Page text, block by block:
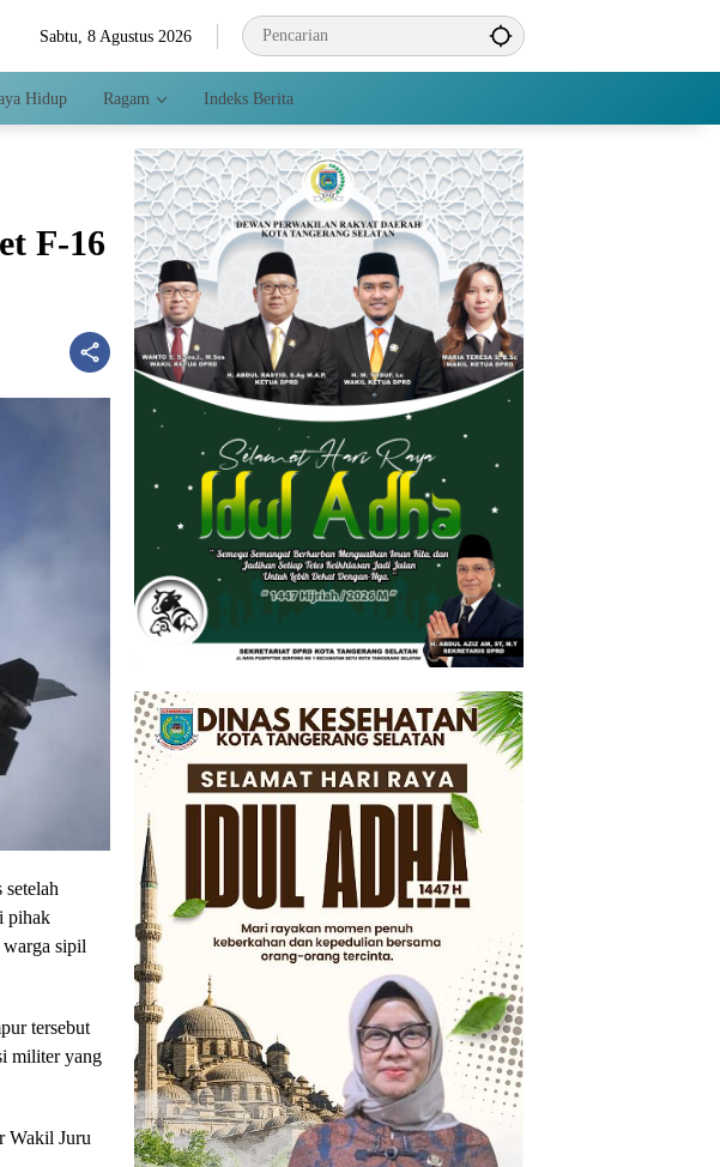
Sabtu, 8 Agustus 2026
Hidup Ragam Indeks Berita
F-16
pihak
warga sipil
tersebut
militer yang
Wakil Juru